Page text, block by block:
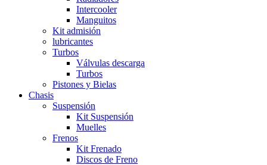
Intercooler
Manguitos
Kit admisión
lubricantes
Turbos
Válvulas descarga
Turbos
Pistones y Bielas
Chasis
Suspensión
Kit Suspensión
Muelles
Frenos
Kit Frenado
Discos de Freno